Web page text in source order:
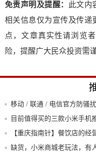
免责声明及提醒：
此文内
相关信息仅为宣传及传递
点，文章真实性请浏览
险，提醒广大民众投资需谨
移动 / 联通 / 电信官方防骚
目前值得买的三款小米手机
较完美
【重庆指南针】餐饮店的经
缺货，小米商城老玩法，有